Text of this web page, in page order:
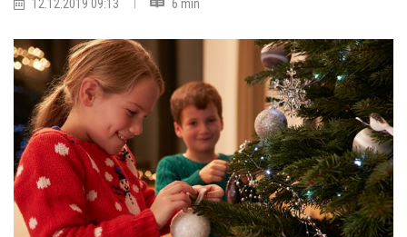
12.12.2019 09:13 6 min